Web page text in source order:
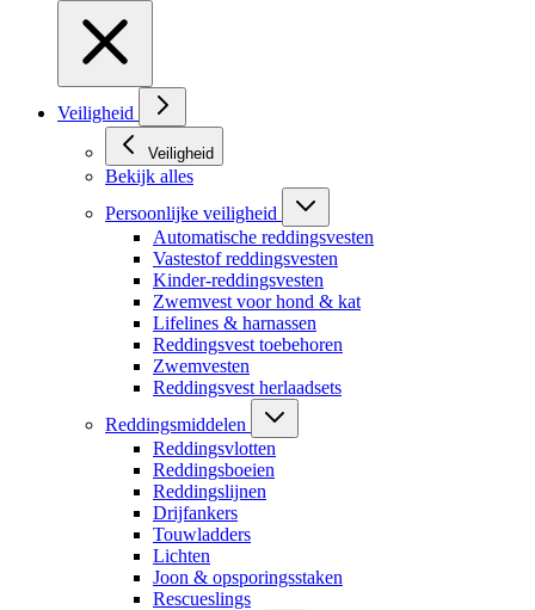
Veiligheid
Veiligheid
Bekijk alles
Persoonlijke veiligheid
Automatische reddingsvesten
Vastestof reddingsvesten
Kinder-reddingsvesten
Zwemvest voor hond & kat
Lifelines & harnassen
Reddingsvest toebehoren
Zwemvesten
Reddingsvest herlaadsets
Reddingsmiddelen
Reddingsvlotten
Reddingsboeien
Reddingslijnen
Drijfankers
Touwladders
Lichten
Joon & opsporingsstaken
Rescueslings